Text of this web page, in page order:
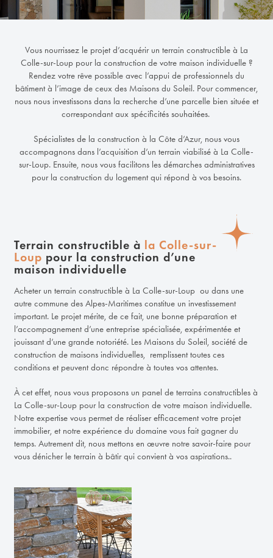
Vous nourrissez le projet d’acquérir un terrain constructible à La
Colle-sur-Loup pour la construction de votre maison individuelle ?
Rendez votre rêve possible avec l’appui de professionnels du
bâtiment à l’image de ceux des Maisons du Soleil. Pour commencer,
nous nous investissons dans la recherche d’une parcelle bien située et
correspondant aux spécificités souhaitées.
Spécialistes de la construction à la Côte d’Azur, nous vous
accompagnons dans l’acquisition d’un terrain viabilisé à La Colle-
sur-Loup. Ensuite, nous vous facilitons les démarches administratives
pour la construction du logement qui répond à vos besoins.
Terrain constructible à la Colle-sur-
Loup pour la construction d’une
maison individuelle
Acheter un terrain constructible à La Colle-sur-Loup ou dans une
autre commune des Alpes-Maritimes constitue un investissement
important. Le projet mérite, de ce fait, une bonne préparation et
l’accompagnement d’une entreprise spécialisée, expérimentée et
jouissant d’une grande notoriété. Les Maisons du Soleil, société de
construction de maisons individuelles, remplissent toutes ces
conditions et peuvent donc répondre à toutes vos attentes.
À cet effet, nous vous proposons un panel de terrains constructibles à
La Colle-sur-Loup pour la construction de votre maison individuelle.
Notre expertise vous permet de réaliser efficacement votre projet
immobilier, et notre expérience du domaine vous fait gagner du
temps. Autrement dit, nous mettons en œuvre notre savoir-faire pour
vous dénicher le terrain à bâtir qui convient à vos aspirations..